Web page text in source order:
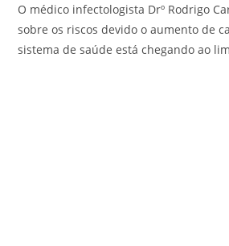
O médico infectologista Drº Rodrigo
sobre os riscos devido o aumento de
sistema de saúde está chegando ao